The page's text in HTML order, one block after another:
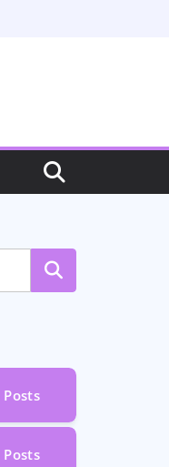
Posts
Posts